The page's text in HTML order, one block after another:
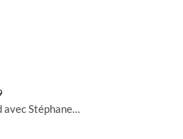
avec Stéphane…